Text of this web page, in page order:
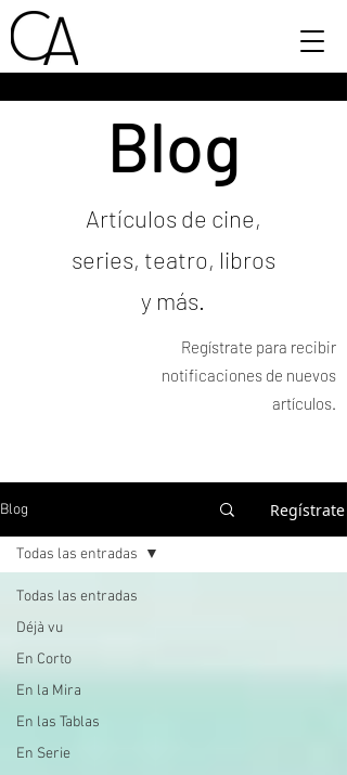
Blog
Artículos de cine,
series, teatro, libros
y más.
Regístrate para recibir
notificaciones de nuevos
artículos.
Blog Regístrate
Todas las entradas
Déjà vu
En Corto
En la Mira
En las Tablas
En Serie
Todas las entradas